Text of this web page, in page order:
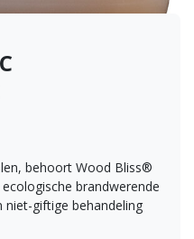
behoort Wood Bliss®
brandwerende
niet-giftige behandeling